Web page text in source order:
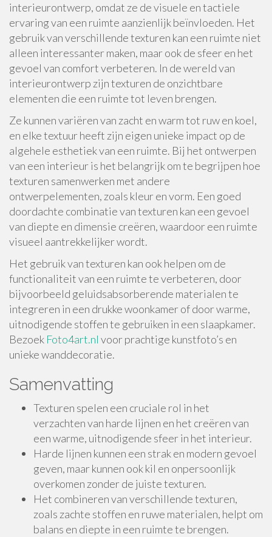
interieurontwerp, omdat ze de visuele en tactiele
ervaring van een ruimte aanzienlijk beïnvloeden. Het
gebruik van verschillende texturen kan een ruimte niet
alleen interessanter maken, maar ook de sfeer en het
gevoel van comfort verbeteren. In de wereld van
interieurontwerp zijn texturen de onzichtbare
elementen die een ruimte tot leven brengen.
Ze kunnen variëren van zacht en warm tot ruw en koel,
en elke textuur heeft zijn eigen unieke impact op de
algehele esthetiek van een ruimte. Bij het ontwerpen
van een interieur is het belangrijk om te begrijpen hoe
texturen samenwerken met andere
ontwerpelementen, zoals kleur en vorm. Een goed
doordachte combinatie van texturen kan een gevoel
van diepte en dimensie creëren, waardoor een ruimte
visueel aantrekkelijker wordt.
Het gebruik van texturen kan ook helpen om de
functionaliteit van een ruimte te verbeteren, door
bijvoorbeeld geluidsabsorberende materialen te
integreren in een drukke woonkamer of door warme,
uitnodigende stoffen te gebruiken in een slaapkamer.
Bezoek Foto4art.nl voor prachtige kunstfoto’s en
unieke wanddecoratie.
Samenvatting
Texturen spelen een cruciale rol in het
verzachten van harde lijnen en het creëren van
een warme, uitnodigende sfeer in het interieur.
Harde lijnen kunnen een strak en modern gevoel
geven, maar kunnen ook kil en onpersoonlijk
overkomen zonder de juiste texturen.
Het combineren van verschillende texturen,
zoals zachte stoffen en ruwe materialen, helpt om
balans en diepte in een ruimte te brengen.